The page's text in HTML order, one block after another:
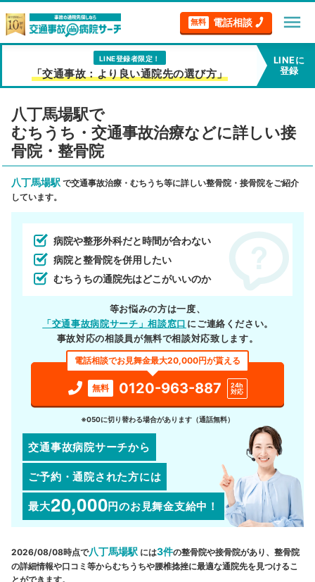
無料 電話相談 menu
LINE登録者限定！
「交通事故：より良い通院先の選び方」
LINEに
登録
八丁馬場駅で
むちうち・交通事故治療などに詳しい接
骨院・整骨院
八丁馬場駅 で交通事故治療・むちうち等に詳しい整骨院・接骨院をご紹介
しています。
病院や整形外科だと時間が合わない
病院と整骨院を併用したい
むちうちの通院先はどこがいいのか
等お悩みの方は一度、
「交通事故病院サーチ」相談窓口 にご連絡ください。
事故対応の相談員が無料で相談対応致します。
電話相談でお見舞金最大20,000円が貰える
無料 0120-963-887
24h
対応
※050に切り替わる場合があります（通話無料）
交通事故病院サーチから
ご予約・通院された方には
最大20,000円のお見舞金支給中！
2026/08/08時点で八丁馬場駅 には3件の整骨院や接骨院があり、整骨院
の詳細情報や口コミ等からむちうちや腰椎捻挫に最適な通院先を見つけるこ
とができます。